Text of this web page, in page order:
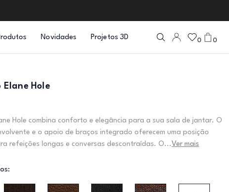
Novidades Projetos 3D 0 0
Elane Hole
Hole combina conforto e elegância para a sua sala de jantar. O
e o apoio de braços integrado oferecem uma posição
refeições longas e conversas descontraídas. O...Ver mais